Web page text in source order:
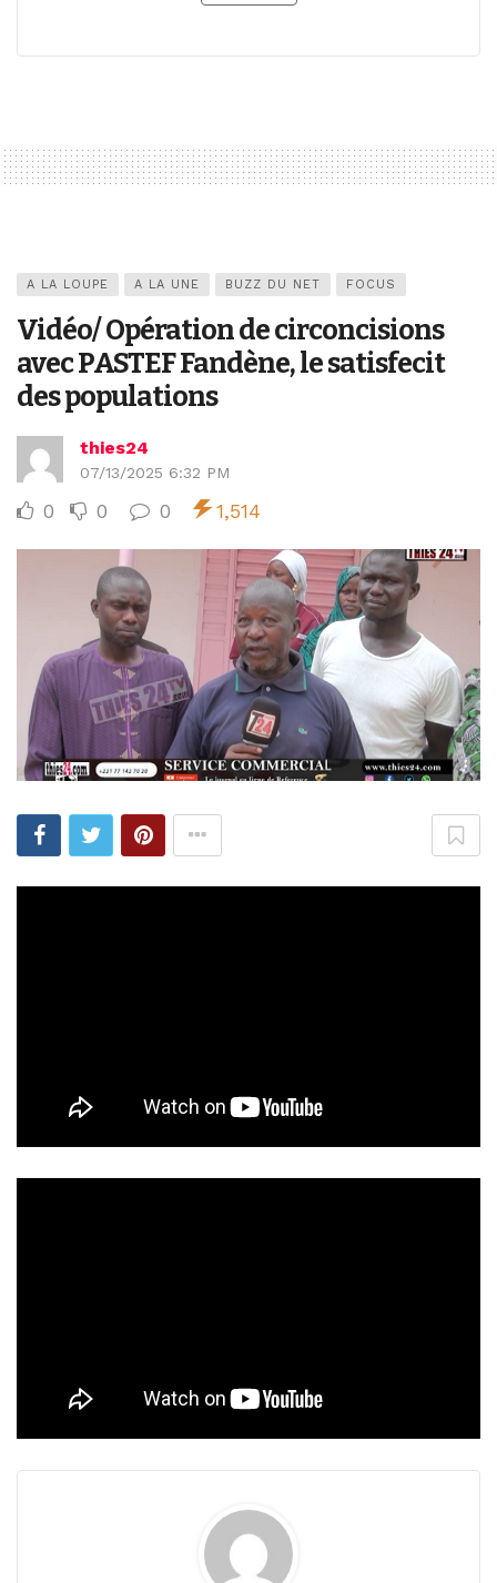
A LA LOUPE A LA UNE BUZZ DU NET FOCUS
Vidéo/ Opération de circoncisions
avec PASTEF Fandène, le satisfecit
des populations
thies24
07/13/2025 6:32 PM
0 0 0 1,514